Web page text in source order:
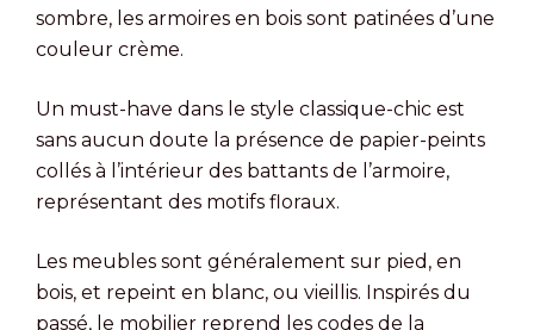
sombre, les armoires en bois sont patinées d’une
couleur crème.
Un must-have dans le style classique-chic est
sans aucun doute la présence de papier-peints
collés à l’intérieur des battants de l’armoire,
représentant des motifs floraux.
Les meubles sont généralement sur pied, en
bois, et repeint en blanc, ou vieillis. Inspirés du
passé, le mobilier reprend les codes de la